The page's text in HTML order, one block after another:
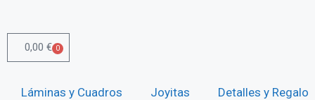
0,00 € 0
Láminas y Cuadros Joyitas Detalles y Regalos